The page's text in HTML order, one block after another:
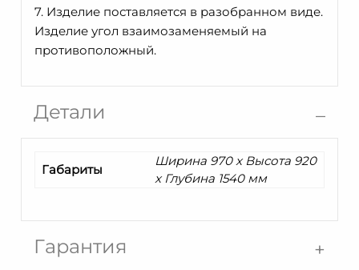
7. Изделие поставляется в разобранном виде.
Изделие угол взаимозаменяемый на
противоположный.
Детали
Габариты
Ширина 970 x Высота 920
x Глубина 1540 мм
Гарантия